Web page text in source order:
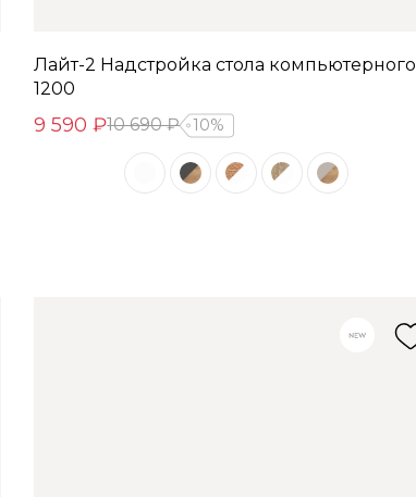
Лайт-2 Надстройка стола компьютерного
1200
9 590 ₽10 690 ₽ 10%